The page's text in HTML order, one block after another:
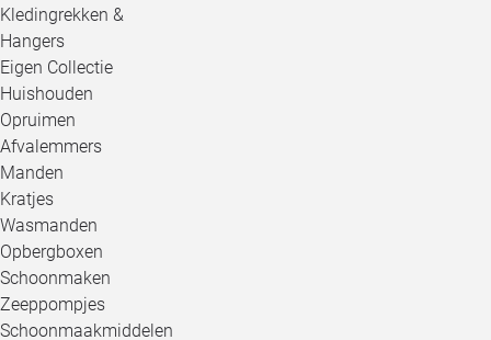
Kledingrekken &
Hangers
Eigen Collectie
Huishouden
Opruimen
Afvalemmers
Manden
Kratjes
Wasmanden
Opbergboxen
Schoonmaken
Zeeppompjes
Schoonmaakmiddelen